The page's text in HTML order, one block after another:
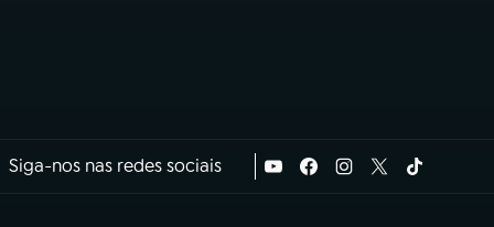
Siga-nos nas redes sociais